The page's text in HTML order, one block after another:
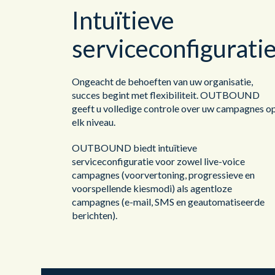
Intuïtieve
Ongeacht de behoeften van uw organisatie,
succes begint met flexibiliteit. OUTBOUND
geeft u volledige controle over uw campagnes
elk niveau.
OUTBOUND biedt intuïtieve
serviceconfiguratie voor zowel live-voice
campagnes (voorvertoning, progressieve en
voorspellende kiesmodi) als agentloze
campagnes (e-mail, SMS en geautomatiseerde
berichten).